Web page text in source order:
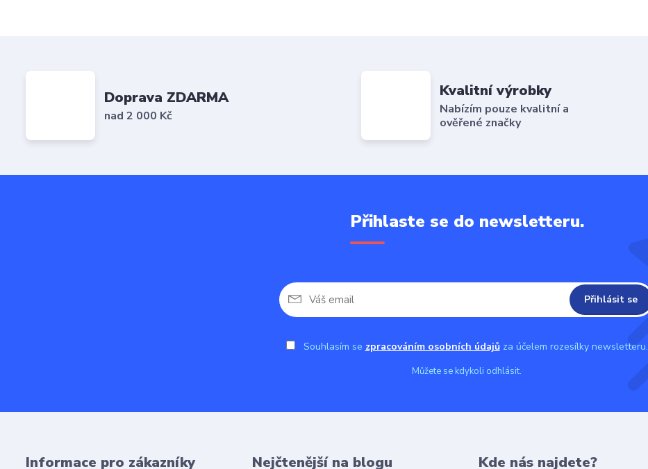
Doprava ZDARMA
nad 2 000 Kč
Kvalitní výrobky
Nabízím pouze kvalitní a
ověřené značky
Přihlaste se do newsletteru.
Přihlásit se
Souhlasím se zpracováním osobních údajůza účelem rozesílky newsletteru.
Můžete se kdykoli odhlásit.
Informace pro zákazníky Nejčtenější na blogu Kde nás najdete?